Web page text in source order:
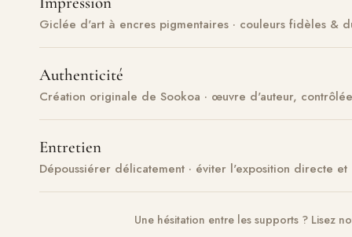
Giclée d'art à encres pigmentaires · couleurs fidèles &
Authenticité
Création originale de Sookoa · œuvre d'auteur,
Entretien
Dépoussiérer délicatement · éviter l'exposition directe
Une hésitation entre les supports ? Lisez